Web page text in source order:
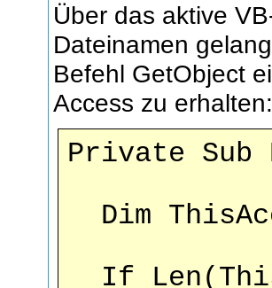
Über das aktive
Dateinamen
Befehl GetObject
Access zu erhalten:
Private Sub
Dim
If